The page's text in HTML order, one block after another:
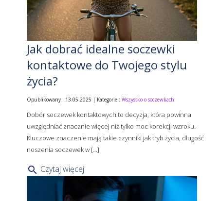
Jak dobrać idealne soczewki
kontaktowe do Twojego stylu
życia?
Opublikowany : 13.05.2025 | Kategorie : Wszystko o soczewkach
Dobór soczewek kontaktowych to decyzja, która powinna
uwzględniać znacznie więcej niż tylko moc korekcji wzroku.
Kluczowe znaczenie mają takie czynniki jak tryb życia, długość
noszenia soczewek w [...]
search Czytaj więcej